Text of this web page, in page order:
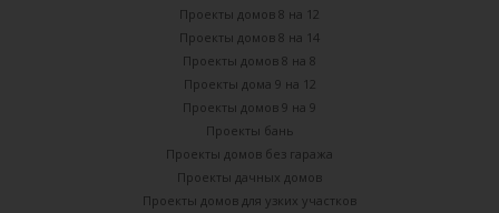
Проекты домов 8 на 12
Проекты домов 8 на 14
Проекты домов 8 на 8
Проекты дома 9 на 12
Проекты домов 9 на 9
Проекты бань
Проекты домов без гаража
Проекты дачных домов
Проекты домов для узких участков